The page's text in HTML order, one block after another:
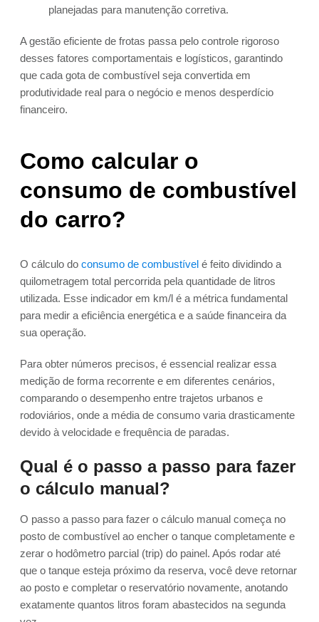
planejadas para manutenção corretiva.
A gestão eficiente de frotas passa pelo controle rigoroso
desses fatores comportamentais e logísticos, garantindo
que cada gota de combustível seja convertida em
produtividade real para o negócio e menos desperdício
financeiro.
Como calcular o
consumo de combustível
do carro?
O cálculo do consumo de combustível é feito dividindo a
quilometragem total percorrida pela quantidade de litros
utilizada. Esse indicador em km/l é a métrica fundamental
para medir a eficiência energética e a saúde financeira da
sua operação.
Para obter números precisos, é essencial realizar essa
medição de forma recorrente e em diferentes cenários,
comparando o desempenho entre trajetos urbanos e
rodoviários, onde a média de consumo varia drasticamente
devido à velocidade e frequência de paradas.
Qual é o passo a passo para fazer
o cálculo manual?
O passo a passo para fazer o cálculo manual começa no
posto de combustível ao encher o tanque completamente e
zerar o hodômetro parcial (trip) do painel. Após rodar até
que o tanque esteja próximo da reserva, você deve retornar
ao posto e completar o reservatório novamente, anotando
exatamente quantos litros foram abastecidos na segunda